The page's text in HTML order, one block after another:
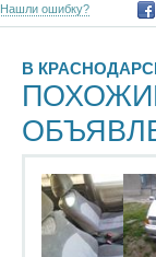
Нашли ошибку?
В